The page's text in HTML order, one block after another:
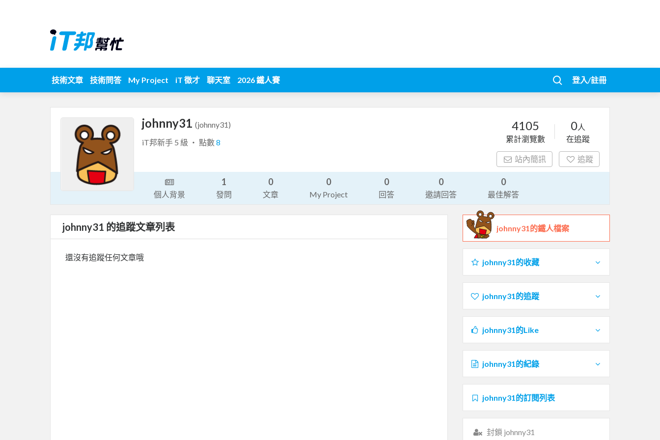
技術文章 技術問答 My Project iT 徵才 聊天室 2026 鐵人賽 登入/註冊
johnny31 (johnny31)
iT邦新手 5 級 ‧ 點數8
4105
累計瀏覽數
0人
在追蹤
站內簡訊 追蹤
個人背景
1
發問
0
文章
0
My Project
0
回答
0
邀請回答
0
最佳解答
johnny31 的追蹤文章列表
還沒有追蹤任何文章哦
johnny31的鐵人檔案
johnny31的收藏
johnny31的追蹤
johnny31的Like
johnny31的紀錄
johnny31的訂閱列表
封鎖 johnny31